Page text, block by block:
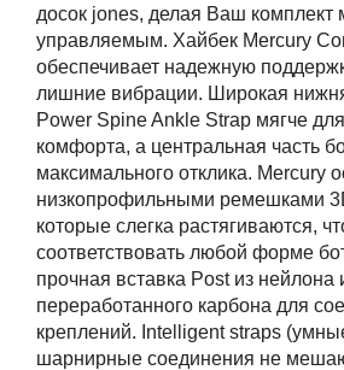
досок jones, делая Ваш комплект
управляемым. Хайбек Mercury
обеспечивает надежную
лишние вибрации. Широкая
Power Spine Ankle Strap мягче
комфорта, а центральная часть
максимального отклика. Mercury
низкопрофильными ремешками
которые слегка растягиваются,
соответствовать любой форме
прочная вставка Post из нейлона
переработанного карбона для
креплений. Intelligent straps
шарнирные соединения не